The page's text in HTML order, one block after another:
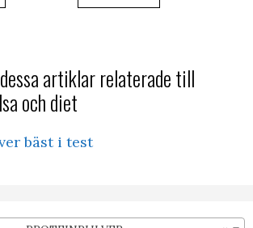
artiklar relaterade till
och diet
bäst i test